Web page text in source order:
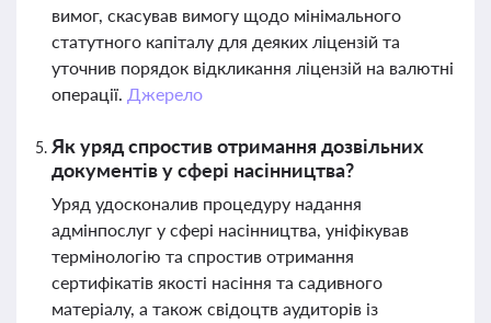
вимог, скасував вимогу щодо мінімального
статутного капіталу для деяких ліцензій та
уточнив порядок відкликання ліцензій на валютні
операції. Джерело
Як уряд спростив отримання дозвільних
документів у сфері насінництва?
Уряд удосконалив процедуру надання
адмінпослуг у сфері насінництва, уніфікував
термінологію та спростив отримання
сертифікатів якості насіння та садивного
матеріалу, а також свідоцтв аудиторів із